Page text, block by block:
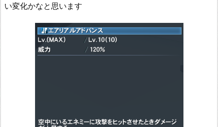
い変化かなと思います